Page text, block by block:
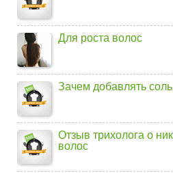
Для роста волос
Зачем добавлять
Отзыв трихолога о
волос